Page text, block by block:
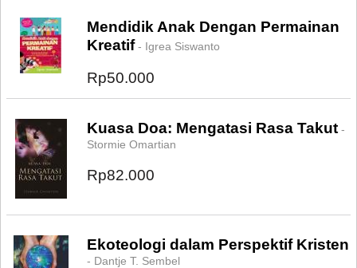
Mendidik Anak Dengan Permainan
Kreatif- Igrea Siswanto
Rp50.000
Kuasa Doa: Mengatasi Rasa Takut -
Stormie Omartian
Rp82.000
Ekoteologi dalam Perspektif Kristen
- Dantje T. Sembel